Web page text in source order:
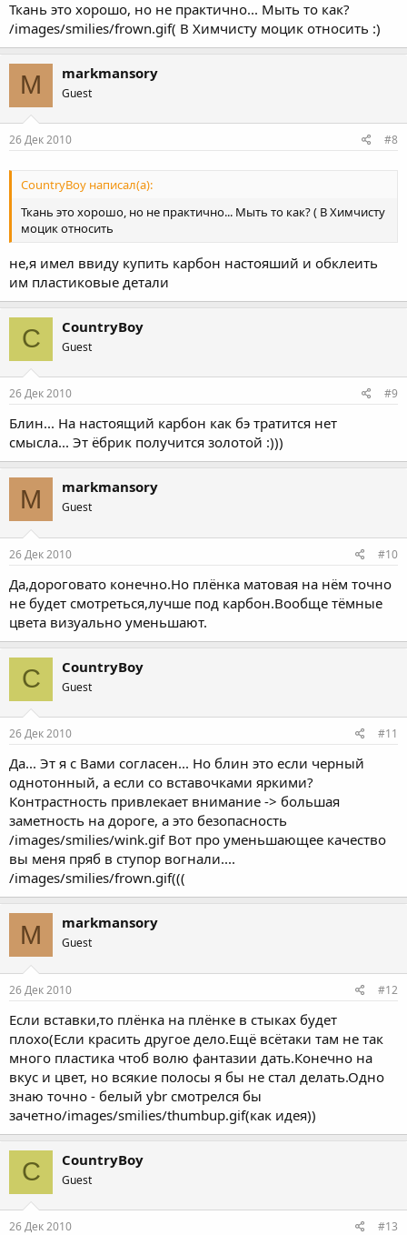
Ткань это хорошо, но не практично... Мыть то как?
/images/smilies/frown.gif( В Химчисту моцик относить :)
M markmansory
Guest
26 Дек 2010 #8
CountryBoy написал(а):
Ткань это хорошо, но не практично... Мыть то как? ( В Химчисту
моцик относить
не,я имел ввиду купить карбон настояший и обклеить
им пластиковые детали
C CountryBoy
Guest
26 Дек 2010 #9
Блин... На настоящий карбон как бэ тратится нет
смысла... Эт ёбрик получится золотой :)))
M markmansory
Guest
26 Дек 2010 #10
Да,дороговато конечно.Но плёнка матовая на нём точно
не будет смотреться,лучше под карбон.Вообще тёмные
цвета визуально уменьшают.
C CountryBoy
Guest
26 Дек 2010 #11
Да... Эт я с Вами согласен... Но блин это если черный
однотонный, а если со вставочками яркими?
Контрастность привлекает внимание -> большая
заметность на дороге, а это безопасность
/images/smilies/wink.gif Вот про уменьшающее качество
вы меня пряб в ступор вогнали....
/images/smilies/frown.gif(((
M markmansory
Guest
26 Дек 2010 #12
Если вставки,то плёнка на плёнке в стыках будет
плохо(Если красить другое дело.Ещё всётаки там не так
много пластика чтоб волю фантазии дать.Конечно на
вкус и цвет, но всякие полосы я бы не стал делать.Одно
знаю точно - белый ybr смотрелся бы
зачетно/images/smilies/thumbup.gif(как идея))
C CountryBoy
Guest
26 Дек 2010 #13